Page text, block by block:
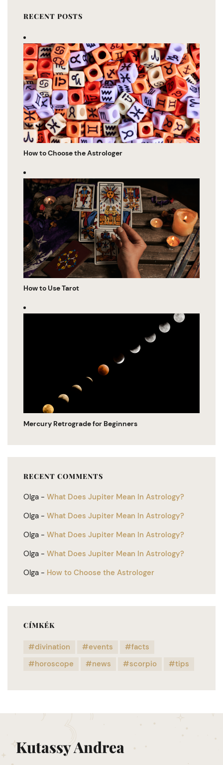
RECENT POSTS
How to Choose the Astrologer
How to Use Tarot
Mercury Retrograde for Beginners
RECENT COMMENTS
Olga - What Does Jupiter Mean In Astrology?
Olga - What Does Jupiter Mean In Astrology?
Olga - What Does Jupiter Mean In Astrology?
Olga - What Does Jupiter Mean In Astrology?
Olga - How to Choose the Astrologer
CÍMKÉK
divination events
facts
horoscope
news scorpio tips
Kutassy Andrea